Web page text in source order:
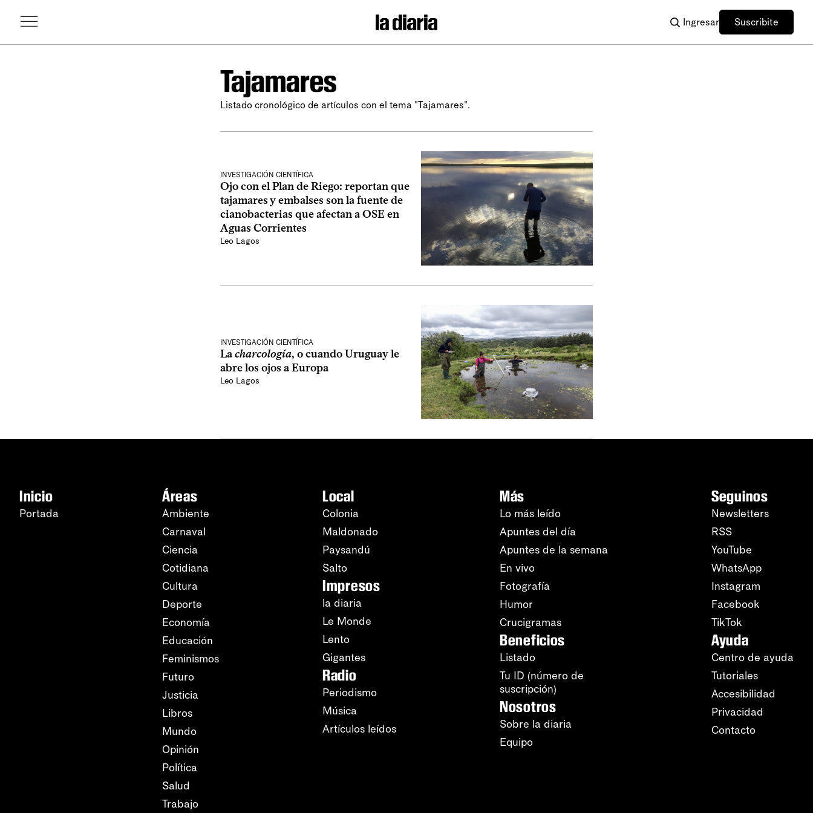
Ingresar Suscribite
Tajamares
Listado cronológico de artículos con el tema "Tajamares".
INVESTIGACIÓN CIENTÍFICA
Ojo con el Plan de Riego: reportan que
tajamares y embalses son la fuente de
cianobacterias que afectan a OSE en
Aguas Corrientes
Leo Lagos
INVESTIGACIÓN CIENTÍFICA
Lacharcología, o cuando Uruguay le
abre los ojos a Europa
Leo Lagos
Inicio
Portada
Áreas
Ambiente
Carnaval
Ciencia
Cotidiana
Cultura
Deporte
Economía
Educación
Feminismos
Futuro
Justicia
Libros
Mundo
Opinión
Política
Salud
Trabajo
Local
Colonia
Maldonado
Paysandú
Salto
Impresos
la diaria
Le Monde
Lento
Gigantes
Radio
Periodismo
Música
Artículos leídos
Más
Lo más leído
Apuntes del día
Apuntes de la semana
En vivo
Fotografía
Humor
Crucigramas
Beneficios
Listado
Tu ID (número de
suscripción)
Nosotros
Sobre la diaria
Equipo
Seguinos
Newsletters
RSS
YouTube
WhatsApp
Instagram
Facebook
TikTok
Ayuda
Centro de ayuda
Tutoriales
Accesibilidad
Privacidad
Contacto